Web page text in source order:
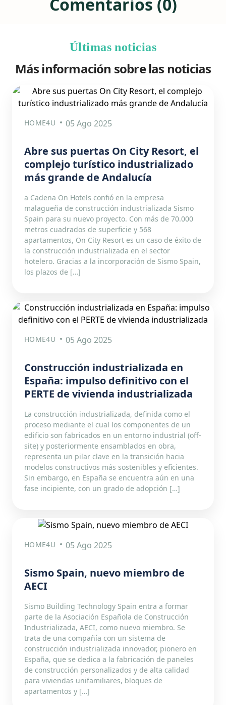
Últimas noticias
Más información sobre las noticias
HOME4U 05 Ago 2025
Abre sus puertas On City Resort, el
complejo turístico industrializado
más grande de Andalucía
a Cadena On Hotels confió en la empresa
malagueña de construcción industrializada Sismo
Spain para su nuevo proyecto. Con más de 70.000
metros cuadrados de superficie y 568
apartamentos, On City Resort es un caso de éxito de
la construcción industrializada en el sector
hotelero. Gracias a la incorporación de Sismo Spain,
los plazos de […]
HOME4U 05 Ago 2025
Construcción industrializada en
España: impulso definitivo con el
PERTE de vivienda industrializada
La construcción industrializada, definida como el
proceso mediante el cual los componentes de un
edificio son fabricados en un entorno industrial (off-
site) y posteriormente ensamblados en obra,
representa un pilar clave en la transición hacia
modelos constructivos más sostenibles y eficientes.
Sin embargo, en España se encuentra aún en una
fase incipiente, con un grado de adopción […]
HOME4U 05 Ago 2025
Sismo Spain, nuevo miembro de
AECI
Sismo Building Technology Spain entra a formar
parte de la Asociación Española de Construcción
Industrializada, AECI, como nuevo miembro. Se
trata de una compañía con un sistema de
construcción industrializada innovador, pionero en
España, que se dedica a la fabricación de paneles
de construcción personalizados y de alta calidad
para viviendas unifamiliares, bloques de
apartamentos y […]